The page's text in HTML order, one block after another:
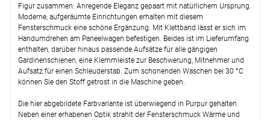
Figur zusammen: Anregende Eleganz gepaart mit natürlichem Ursprung.
Moderne, aufgeräumte Einrichtungen erhalten mit diesem
Fensterschmuck eine schöne Ergänzung. Mit Klettband lässt er sich im
Handumdrehen am Paneelwagen befestigen. Beides ist im Lieferumfang
enthalten, darüber hinaus passende Aufsätze für alle gängigen
Gardinenschienen, eine Klemmleiste zur Beschwerung, Mitnehmer und
Aufsatz für einen Schleuderstab. Zum schonenden Waschen bei 30 °C
können Sie den Stoff getrost in die Maschine geben.
Die hier abgebildete Farbvariante ist überwiegend in Purpur gehalten.
Neben einer erhabenen Optik strahlt der Fensterschmuck Wärme und